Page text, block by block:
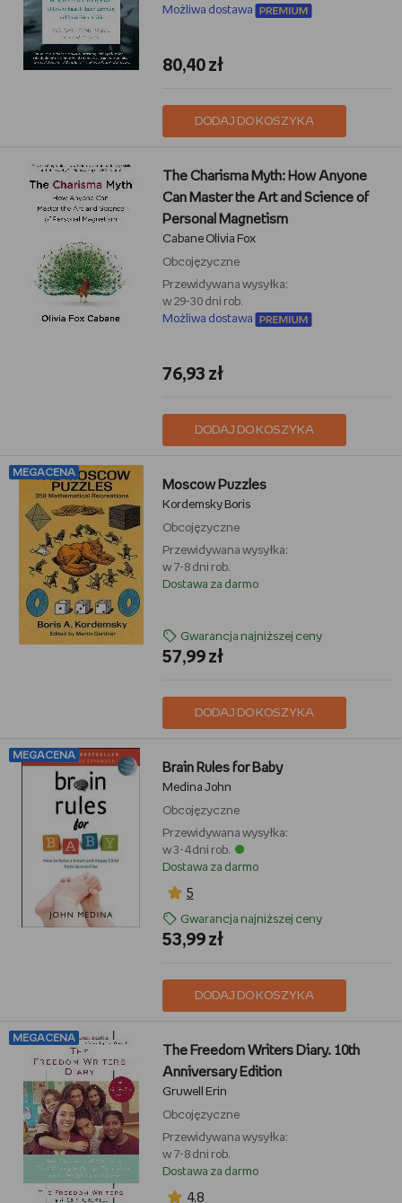
Możliwa dostawa
80,40 zł
DODAJ DO KOSZYKA
The Charisma Myth: How Anyone
Can Master the Art and Science of
Personal Magnetism
Cabane Olivia Fox
Obcojęzyczne
Przewidywana wysyłka:
w 29-30 dni rob.
Możliwa dostawa
76,93 zł
DODAJ DO KOSZYKA
MEGACENA
Moscow Puzzles
Kordemsky Boris
Obcojęzyczne
Przewidywana wysyłka:
w 7-8 dni rob.
Dostawa za darmo
Gwarancja najniższej ceny
57,99 zł
DODAJ DO KOSZYKA
MEGACENA
Brain Rules for Baby
Medina John
Obcojęzyczne
Przewidywana wysyłka:
w 3-4 dni rob.
Dostawa za darmo
5
Gwarancja najniższej ceny
53,99 zł
DODAJ DO KOSZYKA
MEGACENA
The Freedom Writers Diary. 10th
Anniversary Edition
Gruwell Erin
Obcojęzyczne
Przewidywana wysyłka:
w 7-8 dni rob.
Dostawa za darmo
4,8